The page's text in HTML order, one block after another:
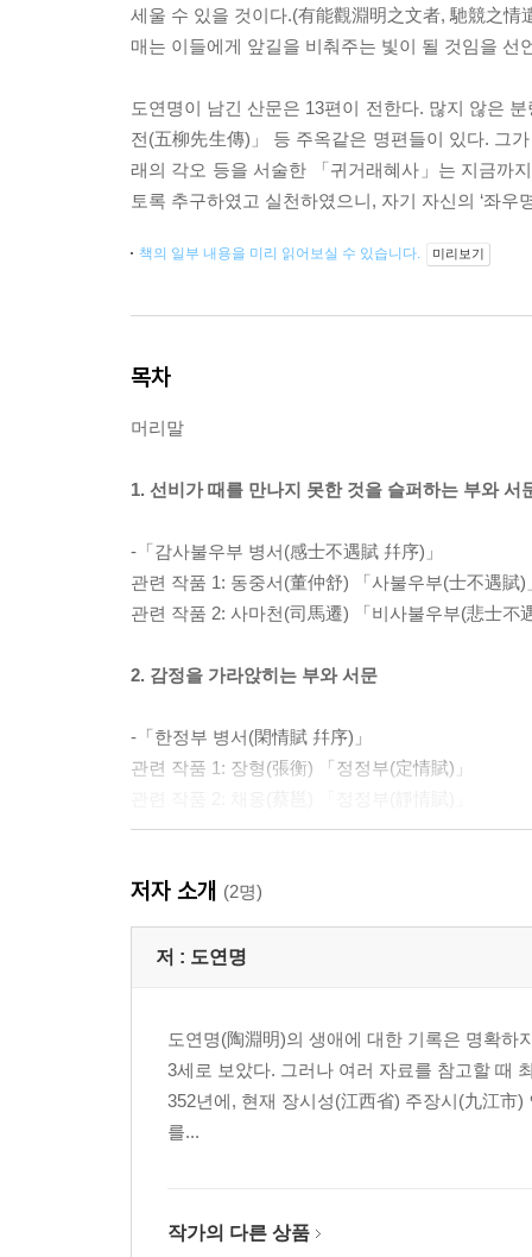
세울 수 있을 것이다.(有能觀淵明之文者, 馳競之
매는 이들에게 앞길을 비춰주는 빛이 될 것임을 선
도연명이 남긴 산문은 13편이 전한다. 많지 않은
전(五柳先生傳)」 등 주옥같은 명편들이 있다. 그
래의 각오 등을 서술한 「귀거래혜사」는 지금까
토록 추구하였고 실천하였으니, 자기 자신의 ‘좌우
책의 일부 내용을 미리 읽어보실 수 있습니다. 미리보기
목차
머리말
1. 선비가 때를 만나지 못한 것을 슬퍼하는 부와 서
-「감사불우부 병서(感士不遇賦 幷序)」
관련 작품 1: 동중서(董仲舒) 「사불우부(士不遇賦)
관련 작품 2: 사마천(司馬遷) 「비사불우부(悲士不
2. 감정을 가라앉히는 부와 서문
-「한정부 병서(閑情賦 幷序)」
관련 작품 1: 장형(張衡) 「정정부(定情賦)」
-「귀거래혜사 병서(歸去來兮辭 幷序)」
관련 작품 1: 장형(張衡) 「귀전부(歸田賦)」
관련 작품 4: 이색(李穡) 「독귀거래사(讀歸去來辭)
4. 복숭아꽃이 핀 수원(水源)의 기문
관련 작품 2: 왕안석(王安石) 「도원행(桃源行)」
저자 소개 (2명)
저 : 도연명
도연명(陶淵明)의 생애에 대한 기록은 명확하
3세로 보았다. 그러나 여러 자료를 참고할 때
352년에, 현재 장시성(江西省) 주장시(九江市
를...
작가의 다른 상품